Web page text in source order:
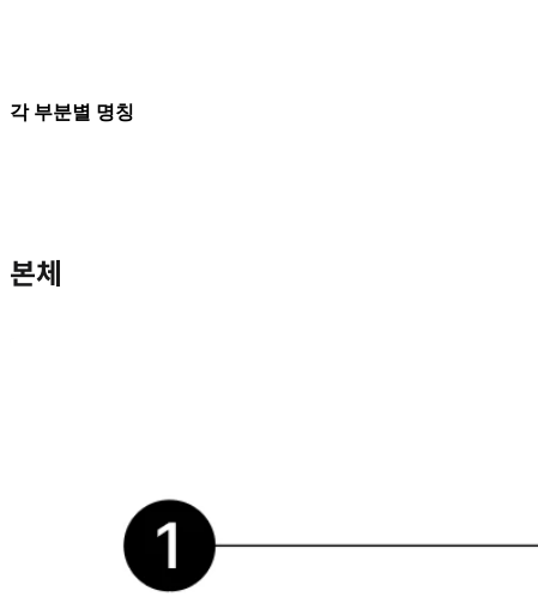
각 부분별 명칭
본체